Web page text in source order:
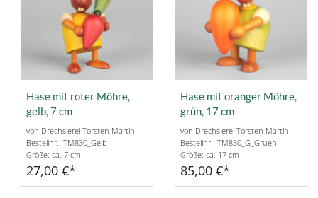
Hase mit roter Möhre,
gelb, 7 cm
von Drechslerei Torsten Martin
Bestellnr.: TM830_Gelb
Größe: ca. 7 cm
27,00 €
Hase mit oranger Möhre,
grün, 17 cm
von Drechslerei Torsten Martin
Bestellnr.: TM830_G_Gruen
Größe: ca. 17 cm
85,00 €